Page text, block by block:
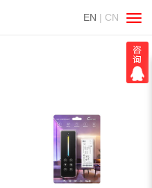
EN | CN
切
换
导
航